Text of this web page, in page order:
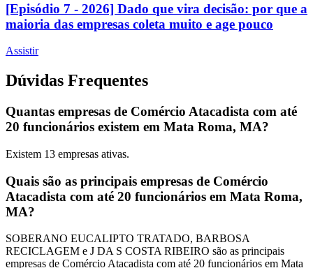
[Episódio 7 - 2026] Dado que vira decisão: por que a
maioria das empresas coleta muito e age pouco
Assistir
Dúvidas Frequentes
Quantas empresas de Comércio Atacadista com até
20 funcionários existem em Mata Roma, MA?
Existem 13 empresas ativas.
Quais são as principais empresas de Comércio
Atacadista com até 20 funcionários em Mata Roma,
MA?
SOBERANO EUCALIPTO TRATADO, BARBOSA
RECICLAGEM e J DA S COSTA RIBEIRO são as principais
empresas de Comércio Atacadista com até 20 funcionários em Mata